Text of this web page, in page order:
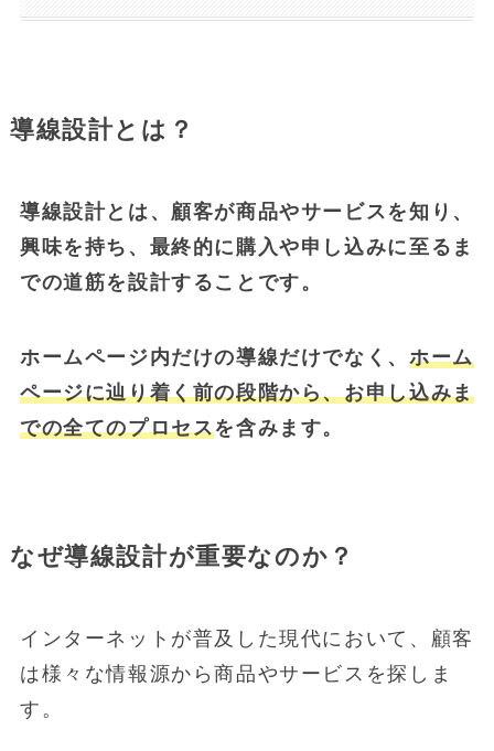
導線設計とは？
導線設計とは、顧客が商品やサービスを知り、
興味を持ち、最終的に購入や申し込みに至るま
での道筋を設計することです。
ホームページ内だけの導線だけでなく、 ホーム
ページに辿り着く前の段階から、お申し込みま
での全てのプロセスを含みます。
なぜ導線設計が重要なのか？
インターネットが普及した現代において、顧客
は様々な情報源から商品やサービスを探しま
す。